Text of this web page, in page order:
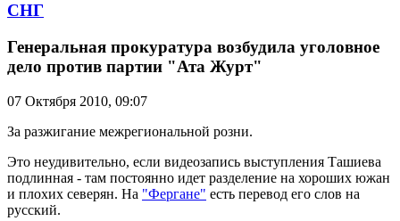
СНГ
Генеральная прокуратура возбудила уголовное
дело против партии "Ата Журт"
07 Октября 2010, 09:07
За разжигание межрегиональной розни.
Это неудивительно, если видеозапись выступления Ташиева
подлинная - там постоянно идет разделение на хороших южан
и плохих северян. На "Фергане" есть перевод его слов на
русский.